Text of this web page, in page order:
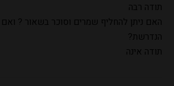
תודה רבה
האם ניתן להחליף שמרים וסוכר בשאור ?
הנדרשת?
תודה אינה